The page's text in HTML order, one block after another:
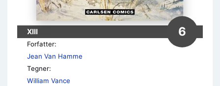
XIII 6
Forfatter:
Jean Van Hamme
Tegner:
William Vance